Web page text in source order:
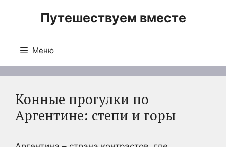
Путешествуем вместе
Меню
Конные прогулки по
Аргентине: степи и горы